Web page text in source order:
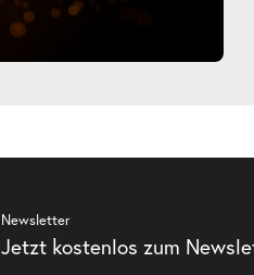
Newsletter
Jetzt kostenlos zum